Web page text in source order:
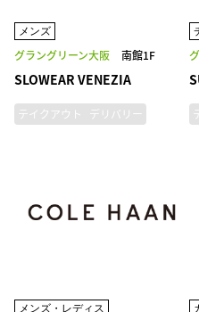
メンズ
グラングリーン大阪 南館1F
SLOWEAR VENEZIA
テイクアウト デリバリー
メンズ・レディス